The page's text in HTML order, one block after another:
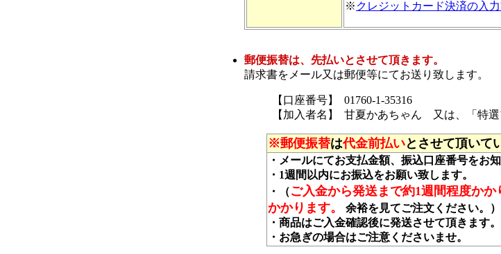
※ クレジットカード決済の入
郵便振替は、先払いとさせて頂きます。
請求書をメール又は郵便等にてお送り致します。
【口座番号】 01760-1-35316
【加入者名】 甘夏かあちゃん 又は、「特選
※郵便振替は代金前払いとさせて頂いて
・メールにてお支払金額、振込口座番号をお
・1週間以内にお振込をお願い致します。
・（ご入金から発送まで約1週間程度かか
かかります。
余裕を見てご注文ください。）
・商品はご入金確認後に発送させて頂きます。
・お急ぎの場合はご注意くださいませ。